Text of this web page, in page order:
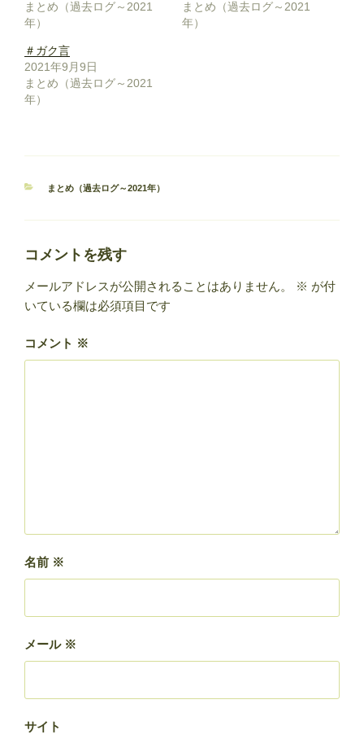
まとめ（過去ログ～2021
年）
まとめ（過去ログ～2021
年）
＃ガク言
2021年9月9日
まとめ（過去ログ～2021
年）
カ
まとめ（過去ログ～2021年）
コメントを残す
メールアドレスが公開されることはありません。 ※ が付
いている欄は必須項目です
コメント ※
名前 ※
メール ※
サイト